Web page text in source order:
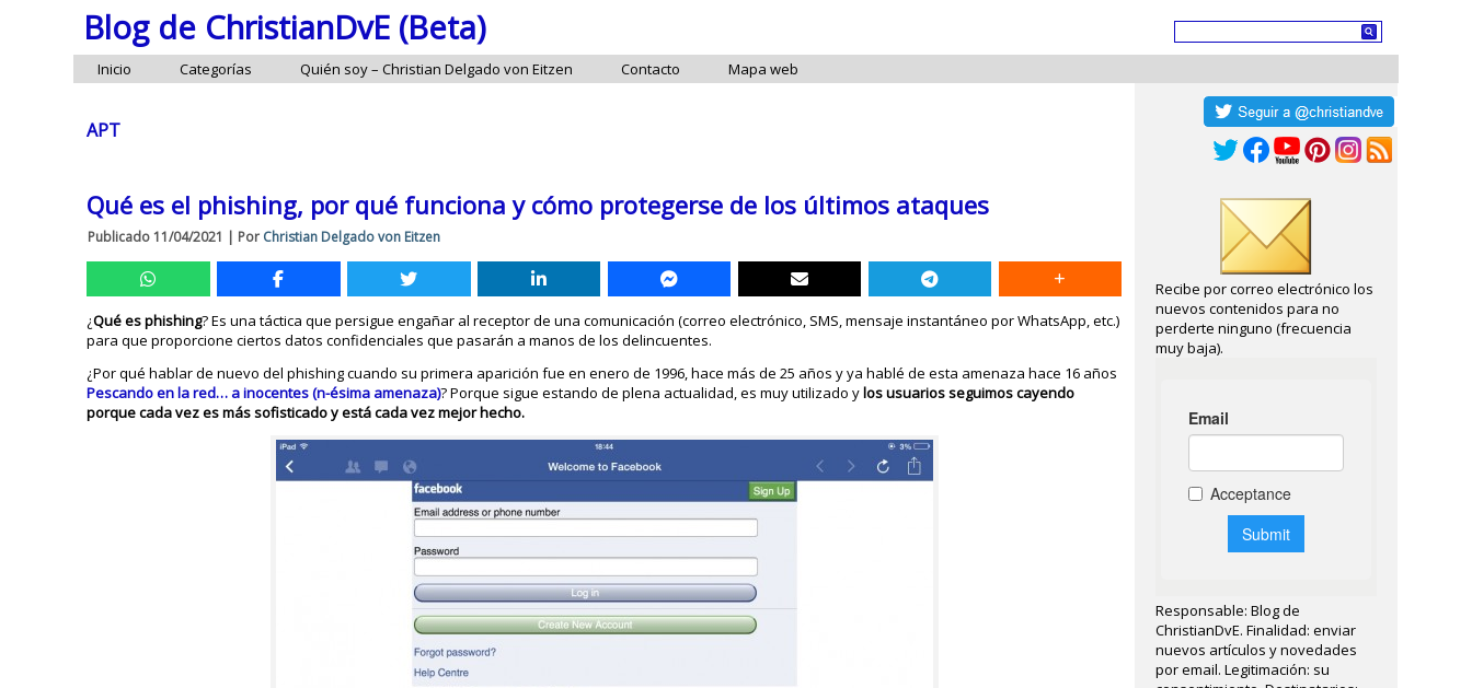
Blog de ChristianDvE (Beta)
Inicio Categorías Quién soy – Christian Delgado von Eitzen Contacto Mapa web
APT
Qué es el phishing, por qué funciona y cómo protegerse de los últimos ataques
Publicado11/04/2021 | Por Christian Delgado von Eitzen
¿Qué es phishing? Es una táctica que persigue engañar al receptor de una comunicación (correo electrónico, SMS, mensaje instantáneo por WhatsApp, etc.)
para que proporcione ciertos datos confidenciales que pasarán a manos de los delincuentes.
¿Por qué hablar de nuevo del phishing cuando su primera aparición fue en enero de 1996, hace más de 25 años y ya hablé de esta amenaza hace 16 años
Pescando en la red… a inocentes (n-ésima amenaza)? Porque sigue estando de plena actualidad, es muy utilizado ylos usuarios seguimos cayendo
porque cada vez es más sofisticado y está cada vez mejor hecho.
Recibe por correo electrónico los
nuevos contenidos para no
perderte ninguno (frecuencia
muy baja).
Responsable: Blog de
ChristianDvE. Finalidad: enviar
nuevos artículos y novedades
por email. Legitimación: su